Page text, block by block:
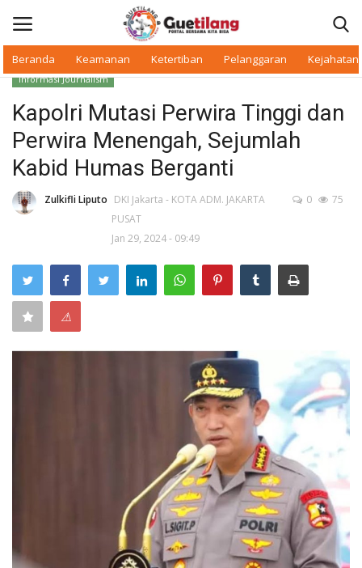
Beranda Keamanan Ketertiban Pelanggaran Kejahatan
Beranda
Warkop Digital
Pelanggaran
Ketertiban
UMKM & Ekonomi Kreatif
Pekerja Migran Indonesia
Informasi Journalism
Kapolri Mutasi Perwira Tinggi dan
Perwira Menengah, Sejumlah
Kabid Humas Berganti
Zulkifli Liputo DKI Jakarta - KOTA ADM. JAKARTA
PUSAT
Jan 29, 2024 - 09:49
0 75
⚠